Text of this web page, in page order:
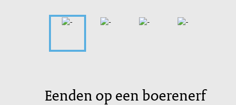
Eenden op een boerenerf